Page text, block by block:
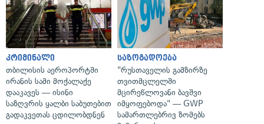
კრიმინალი
თბილისის აეროპორტში
ირანის სამი მოქალაქე
დააკავეს — ისინი
საზღვრის ყალბი საბუთებით
გადაკვეთას ცდილობდნენ
საზოგადოება
"რუსთაველის გამზირზე
თვითმცლელში
მცირეწლოვანი ბავშვი
იმყოფებოდა" — GWP
სამართლებრივ ზომებს